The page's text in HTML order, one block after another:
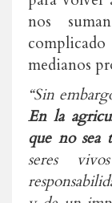
nos
medianos
“Sin
En la
que no sea
seres